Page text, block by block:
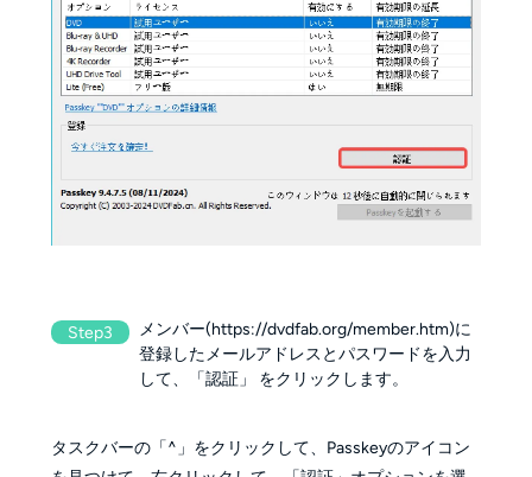
Step3
メンバー(https://dvdfab.org/member.htm)に
登録したメールアドレスとパスワードを入力
して、「認証」 をクリックします。
タスクバーの「^」をクリックして、Passkeyのアイコン